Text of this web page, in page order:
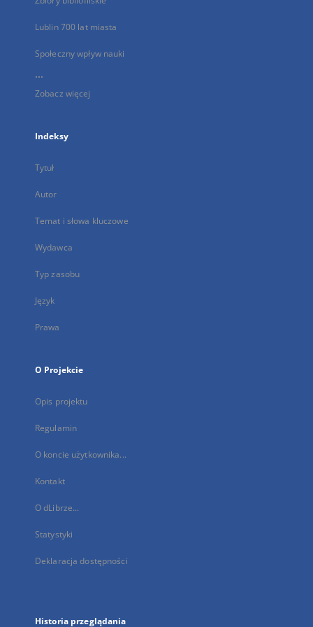
Lublin 700 lat miasta
Społeczny wpływ nauki
...
Zobacz więcej
Indeksy
Tytuł
Autor
Temat i słowa kluczowe
Wydawca
Typ zasobu
Język
Prawa
O Projekcie
Opis projektu
Regulamin
O koncie użytkownika...
Kontakt
O dLibrze...
Statystyki
Deklaracja dostępności
Historia przeglądania